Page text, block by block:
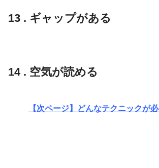
13 . ギャップがある
14 . 空気が読める
【次ページ】どんなテクニックが